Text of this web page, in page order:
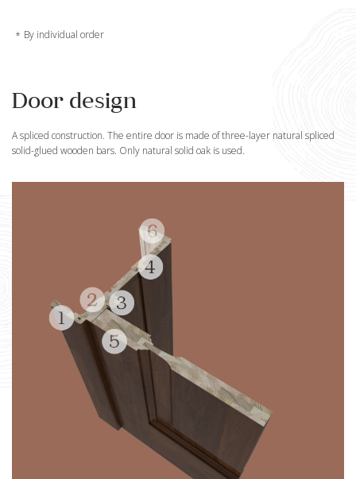
By individual order
Door design
A spliced construction. The entire door is made of three-layer natural spliced
solid-glued wooden bars. Only natural solid oak is used.